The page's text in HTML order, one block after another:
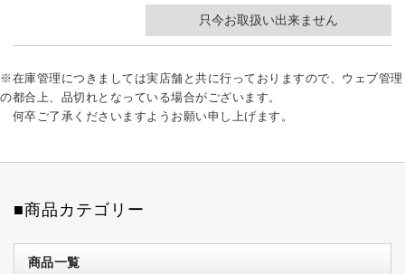
只今お取扱い出来ません
※在庫管理につきましては実店舗と共に行っておりますので、ウェブ管理
の都合上、品切れとなっている場合がございます。
何卒ご了承くださいますようお願い申し上げます。
■商品カテゴリー
商品一覧